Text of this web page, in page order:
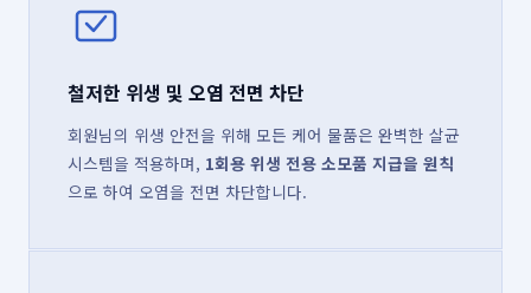
철저한 위생 및 오염 전면 차단
회원님의 위생 안전을 위해 모든 케어 물품은 완벽한 살균
시스템을 적용하며, 1회용 위생 전용 소모품 지급을 원칙
으로 하여 오염을 전면 차단합니다.